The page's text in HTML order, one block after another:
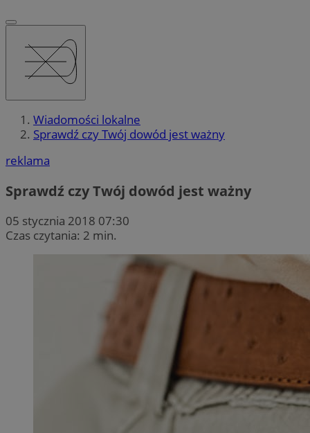
Wiadomości lokalne
Sprawdź czy Twój dowód jest ważny
reklama
Sprawdź czy Twój dowód jest ważny
05 stycznia 2018 07:30
Czas czytania: 2 min.